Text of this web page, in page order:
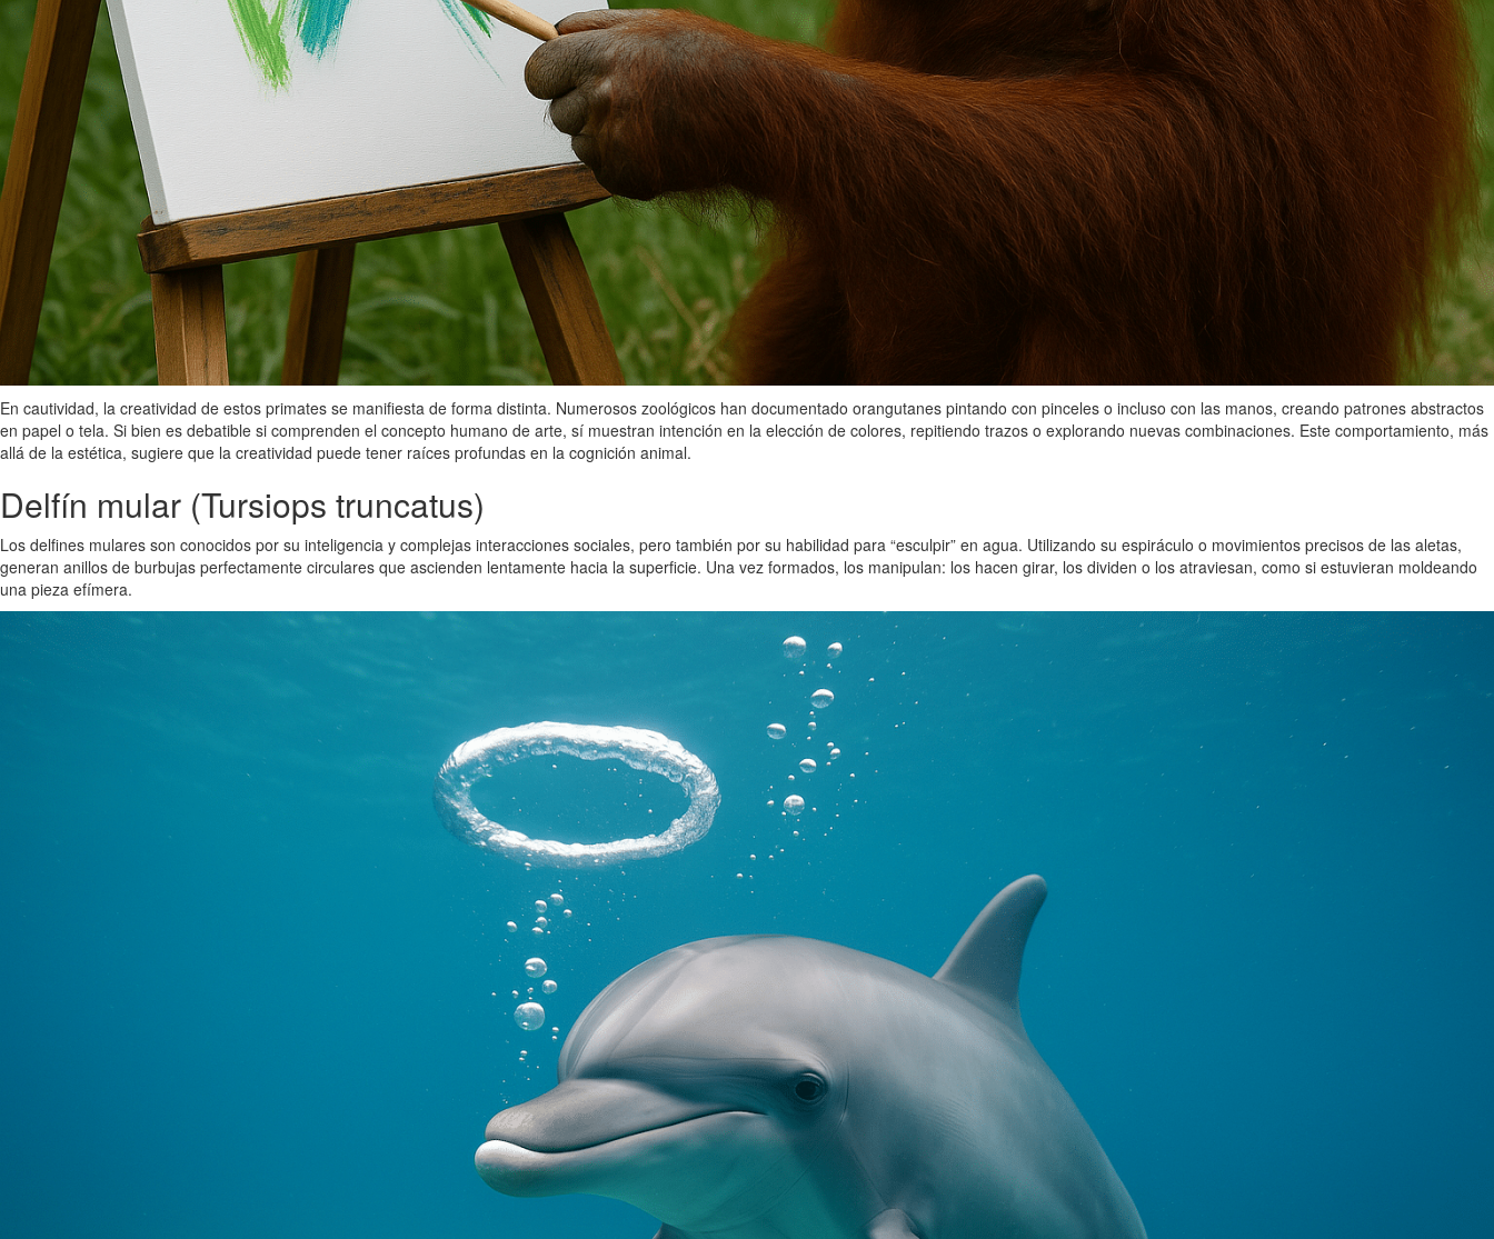
En cautividad, la creatividad de estos primates se manifiesta de forma distinta. Numerosos zoológicos han documentado orangutanes pintando con pinceles o incluso con las manos, creando patrones abstractos
en papel o tela. Si bien es debatible si comprenden el concepto humano de arte, sí muestran intención en la elección de colores, repitiendo trazos o explorando nuevas combinaciones. Este comportamiento, más
allá de la estética, sugiere que la creatividad puede tener raíces profundas en la cognición animal.
Delfín mular (Tursiops truncatus)
Los delfines mulares son conocidos por su inteligencia y complejas interacciones sociales, pero también por su habilidad para “esculpir” en agua. Utilizando su espiráculo o movimientos precisos de las aletas,
generan anillos de burbujas perfectamente circulares que ascienden lentamente hacia la superficie. Una vez formados, los manipulan: los hacen girar, los dividen o los atraviesan, como si estuvieran moldeando
una pieza efímera.